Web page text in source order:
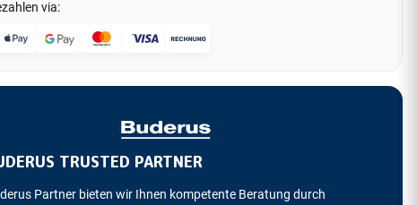
via:
TRUSTED PARTNER
Partner bieten wir Ihnen kompetente Beratung durch